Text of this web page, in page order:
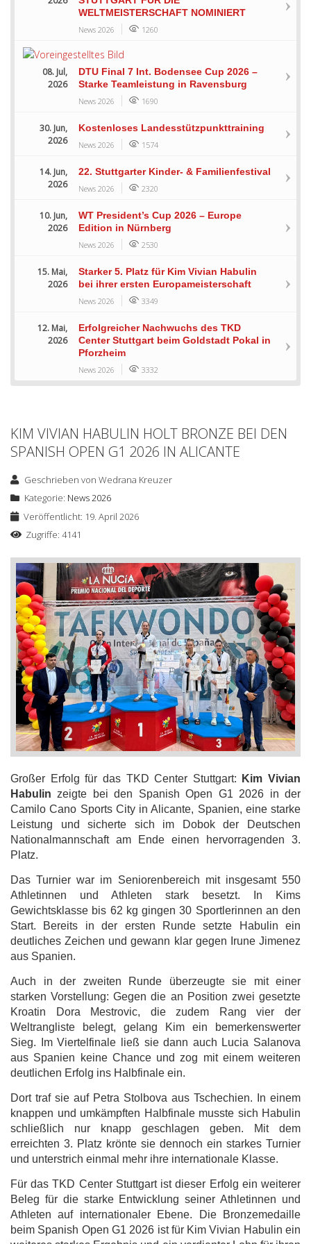
WELTMEISTERSCHAFT NOMINIERT
News 2026 1260
08. Jul,
2026
DTU Final 7 Int. Bodensee Cup 2026 –
Starke Teamleistung in Ravensburg
News 2026 1690
30. Jun,
2026
Kostenloses Landesstützpunkttraining
News 2026 1574
14. Jun,
2026
22. Stuttgarter Kinder- & Familienfestival
News 2026 2320
10. Jun,
2026
WT President’s Cup 2026 – Europe
Edition in Nürnberg
News 2026 2530
15. Mai,
2026
Starker 5. Platz für Kim Vivian Habulin
bei ihrer ersten Europameisterschaft
News 2026 3349
12. Mai,
2026
Erfolgreicher Nachwuchs des TKD
Center Stuttgart beim Goldstadt Pokal in
Pforzheim
News 2026 3332
KIM VIVIAN HABULIN HOLT BRONZE BEI DEN
SPANISH OPEN G1 2026 IN ALICANTE
Geschrieben vonWedrana Kreuzer
Kategorie: News 2026
Veröffentlicht: 19. April 2026
Zugriffe: 4141
Großer Erfolg für das TKD Center Stuttgart:
Kim Vivian
Habulin zeigte bei den Spanish Open G1 2026 in der
Camilo Cano Sports City in Alicante, Spanien, eine starke
Leistung und sicherte sich im Dobok der Deutschen
Nationalmannschaft am Ende einen hervorragenden 3.
Platz.
Das Turnier war im Seniorenbereich mit insgesamt 550
Athletinnen und Athleten stark besetzt. In Kims
Gewichtsklasse bis 62 kg gingen 30 Sportlerinnen an den
Start. Bereits in der ersten Runde setzte Habulin ein
deutliches Zeichen und gewann klar gegen Irune Jimenez
aus Spanien.
Auch in der zweiten Runde überzeugte sie mit einer
starken Vorstellung: Gegen die an Position zwei gesetzte
Kroatin Dora Mestrovic, die zudem Rang vier der
Weltrangliste belegt, gelang Kim ein bemerkenswerter
Sieg. Im Viertelfinale ließ sie dann auch Lucia Salanova
aus Spanien keine Chance und zog mit einem weiteren
deutlichen Erfolg ins Halbfinale ein.
Dort traf sie auf Petra Stolbova aus Tschechien. In einem
knappen und umkämpften Halbfinale musste sich Habulin
schließlich nur knapp geschlagen geben. Mit dem
erreichten 3. Platz krönte sie dennoch ein starkes Turnier
und unterstrich einmal mehr ihre internationale Klasse.
Für das TKD Center Stuttgart ist dieser Erfolg ein weiterer
Beleg für die starke Entwicklung seiner Athletinnen und
Athleten auf internationaler Ebene. Die Bronzemedaille
beim Spanish Open G1 2026 ist für Kim Vivian Habulin ein